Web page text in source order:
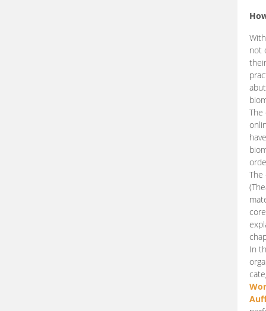
not
The
In